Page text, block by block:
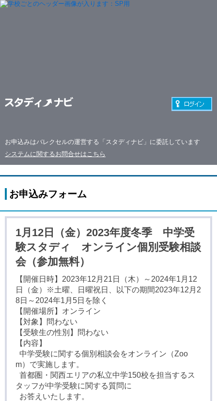
お申込みはバレクセルの運営する「スタディナビ」に委託しています
システムに関するお問合せはこちら
お申込みフォーム
1月12日（金）2023年度冬季 中学受
験スタディ オンライン個別受験相談
会（参加無料）
【開催日時】2023年12月21日（木）～2024年1月12
日（金）※土曜、日曜祝日、以下の期間2023年12月2
8日～2024年1月5日を除く
【開催場所】オンライン
【対象】問わない
【受験生の性別】問わない
【内容】
中学受験に関する個別相談会をオンライン（Zoo
m）で実施します。
首都圏・関西エリアの私立中学150校を担当するス
タッフが中学受験に関する質問に
お答えいたします。